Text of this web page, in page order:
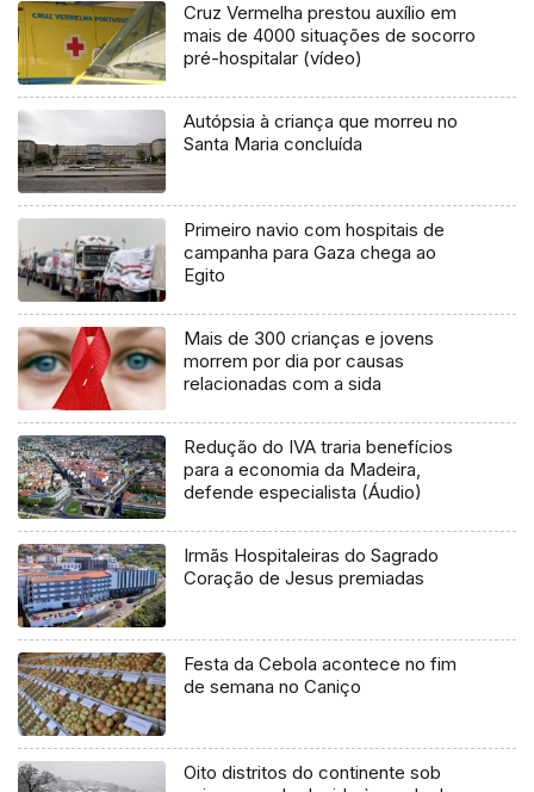
Cruz Vermelha prestou auxílio em
mais de 4000 situações de socorro
pré-hospitalar (vídeo)
Autópsia à criança que morreu no
Santa Maria concluída
Primeiro navio com hospitais de
campanha para Gaza chega ao
Egito
Mais de 300 crianças e jovens
morrem por dia por causas
relacionadas com a sida
Redução do IVA traria benefícios
para a economia da Madeira,
defende especialista (Áudio)
Irmãs Hospitaleiras do Sagrado
Coração de Jesus premiadas
Festa da Cebola acontece no fim
de semana no Caniço
Oito distritos do continente sob